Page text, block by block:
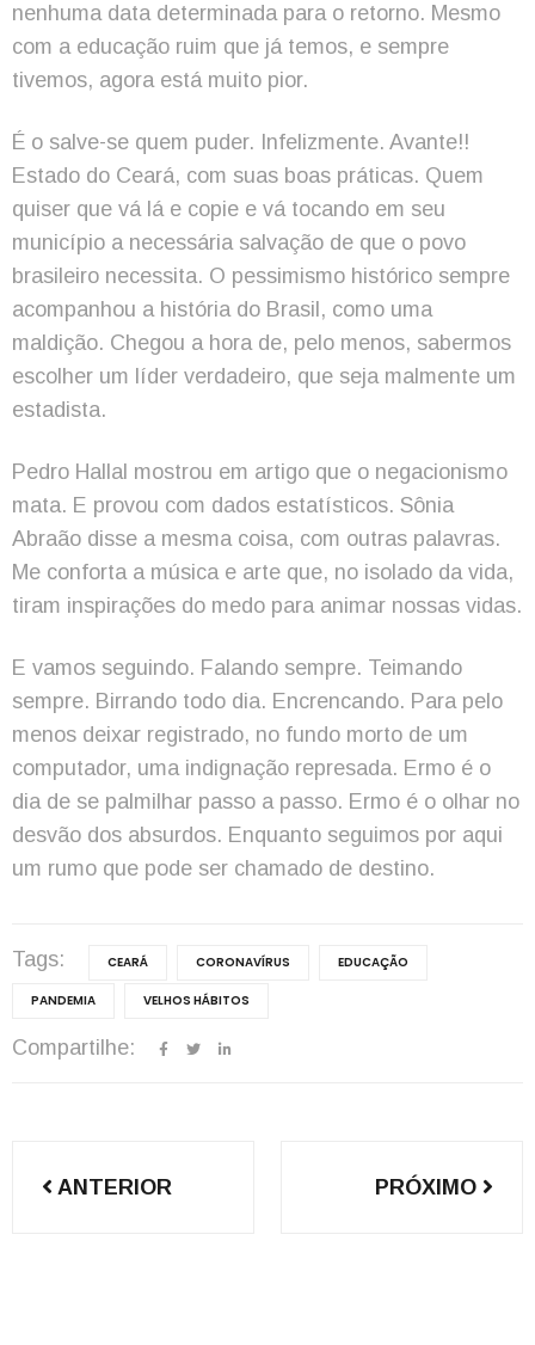
nenhuma data determinada para o retorno. Mesmo
com a educação ruim que já temos, e sempre
tivemos, agora está muito pior.
É o salve-se quem puder. Infelizmente. Avante!!
Estado do Ceará, com suas boas práticas. Quem
quiser que vá lá e copie e vá tocando em seu
município a necessária salvação de que o povo
brasileiro necessita. O pessimismo histórico sempre
acompanhou a história do Brasil, como uma
maldição. Chegou a hora de, pelo menos, sabermos
escolher um líder verdadeiro, que seja malmente um
estadista.
Pedro Hallal mostrou em artigo que o negacionismo
mata. E provou com dados estatísticos. Sônia
Abraão disse a mesma coisa, com outras palavras.
Me conforta a música e arte que, no isolado da vida,
tiram inspirações do medo para animar nossas vidas.
E vamos seguindo. Falando sempre. Teimando
sempre. Birrando todo dia. Encrencando. Para pelo
menos deixar registrado, no fundo morto de um
computador, uma indignação represada. Ermo é o
dia de se palmilhar passo a passo. Ermo é o olhar no
desvão dos absurdos. Enquanto seguimos por aqui
um rumo que pode ser chamado de destino.
Tags: CEARÁ CORONAVÍRUS EDUCAÇÃO
PANDEMIA VELHOS HÁBITOS
Compartilhe:
de ANTERIOR PRÓXIMO